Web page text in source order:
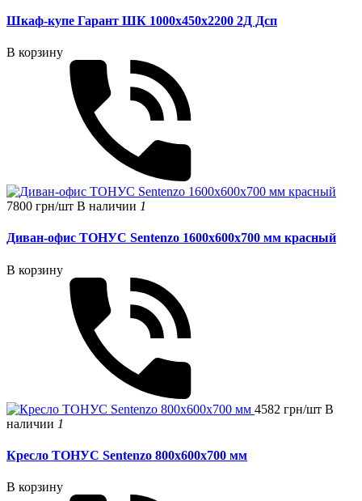
Шкаф-купе Гарант ШК 1000х450х2200 2Д Дсп
В корзину
7800 грн/шт В наличии 1
Диван-офис ТОНУС Sentenzo 1600x600x700 мм красный
В корзину
4582 грн/шт В
наличии 1
Кресло ТОНУС Sentenzo 800x600x700 мм
В корзину